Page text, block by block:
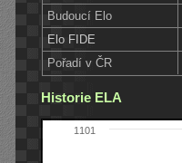
Budoucí Elo
Elo FIDE
Pořadí v ČR
Historie ELA
1101